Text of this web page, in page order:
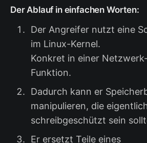
Der Ablauf in einfachen Worten:
Der Angreifer nutzt eine
im Linux-Kernel.
Konkret in einer
Funktion.
Dadurch kann er
manipulieren, die
schreibgeschützt sein
Er ersetzt Teile eines